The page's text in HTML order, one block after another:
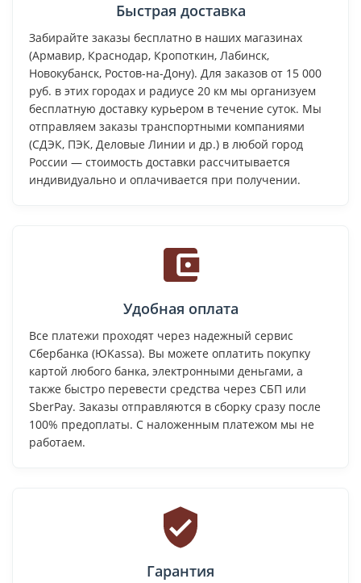
Быстрая доставка
Забирайте заказы бесплатно в наших магазинах
(Армавир, Краснодар, Кропоткин, Лабинск,
Новокубанск, Ростов-на-Дону). Для заказов от 15 000
руб. в этих городах и радиусе 20 км мы организуем
бесплатную доставку курьером в течение суток. Мы
отправляем заказы транспортными компаниями
(СДЭК, ПЭК, Деловые Линии и др.) в любой город
России — стоимость доставки рассчитывается
индивидуально и оплачивается при получении.
Удобная оплата
Все платежи проходят через надежный сервис
Сбербанка (ЮKassa). Вы можете оплатить покупку
картой любого банка, электронными деньгами, а
также быстро перевести средства через СБП или
SberPay. Заказы отправляются в сборку сразу после
100% предоплаты. С наложенным платежом мы не
работаем.
Гарантия